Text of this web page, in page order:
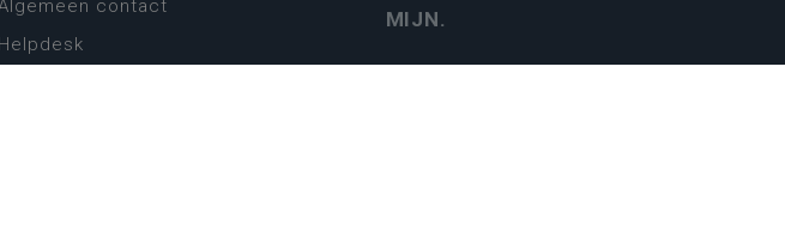
Algemeen contact
Helpdesk
MIJN.